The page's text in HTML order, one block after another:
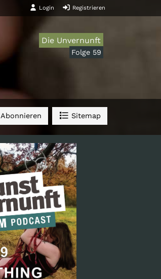
Login Registrieren
Die Unvernunft
Folge 59
Abonnieren Sitemap